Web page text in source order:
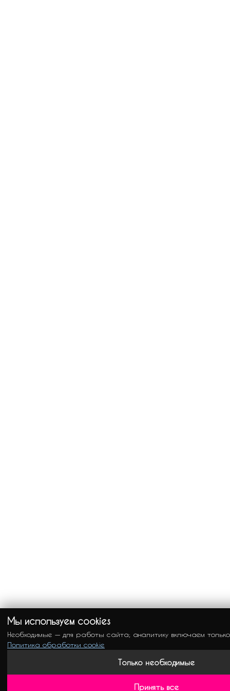
Мы используем cookies
Необходимые — для работы сайта; аналитику включаем
Политика обработки cookie
Только необходимые
Принять все